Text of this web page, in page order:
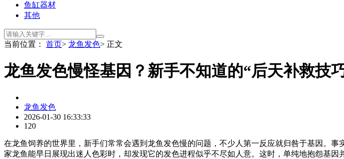
鱼缸器材
其他
当前位置： 首页> 龙鱼发色> 正文
龙鱼发色慢怪基因？新手不知道的“后天补救技巧
龙鱼发色
2026-01-30 16:33:33
120
在龙鱼饲养的世界里，新手们常常会遇到龙鱼发色慢的问题，不少人第一反应就归咎于基因。
家龙鱼能早日展现出迷人色彩时，却发现它的发色进程似乎不尽如人意。这时，单纯地抱怨基